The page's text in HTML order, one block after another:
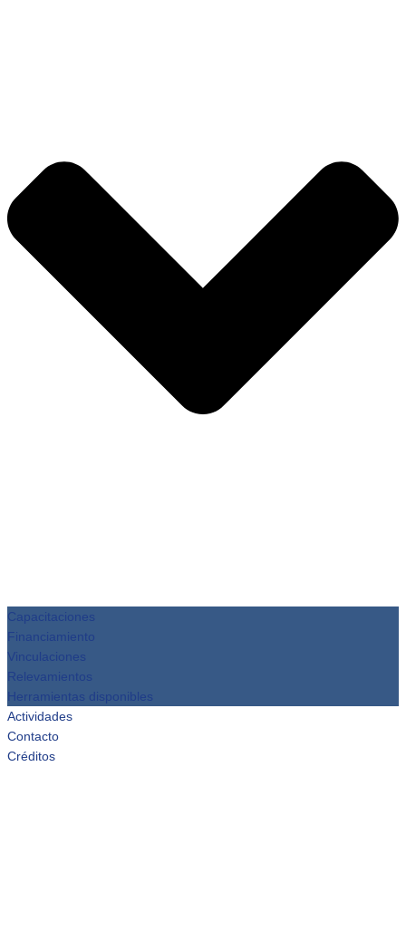
Capacitaciones
Financiamiento
Vinculaciones
Relevamientos
Herramientas disponibles
Actividades
Contacto
Créditos